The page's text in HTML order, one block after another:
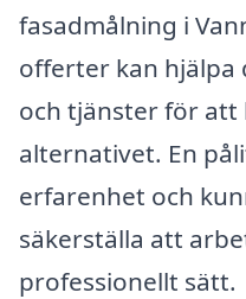
fasadmålning i
offerter kan
och tjänster för att
alternativet. En
erfarenhet och
säkerställa att
professionellt sätt.